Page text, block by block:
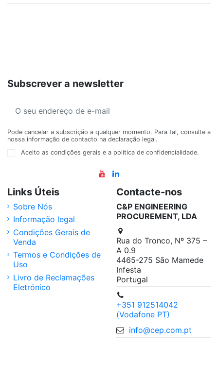
Subscrever a newsletter
Pode cancelar a subscrição a qualquer momento. Para tal, consulte a
nossa informação de contacto na declaração legal.
Aceito as condições gerais e a política de confidencialidade.
Links Úteis
Sobre Nós
Informação legal
Condições Gerais de
Venda
Termos e Condições de
Uso
Livro de Reclamações
Eletrónico
Contacte-nos
C&P ENGINEERING
PROCUREMENT, LDA
Rua do Tronco, Nº 375 –
A 0.9
4465-275 São Mamede
Infesta
Portugal
+351 912514042
(Vodafone PT)
info@cep.com.pt